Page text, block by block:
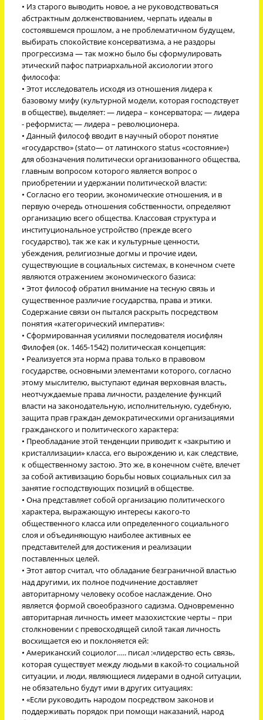
• Из старого выводить новое, а не руководствоваться
абстрактным долженствованием, черпать идеалы в
состоявшемся прошлом, а не проблематичном будущем,
выбирать спокойствие консерватизма, а не раздоры
прогрессизма — так можно было бы сформулировать
этический пафос патриархальной аксиологии этого
философа:
• Этот исследователь исходя из отношения лидера к
базовому мифу (культурной модели, которая господствует
в обществе), выделяет: — лидера – консерватора; — лидера
- реформиста; — лидера – революционера.
• Данный философ вводит в научный оборот понятие
«государство» (stato— от латинского status «состояние»)
для обозначения политически организованного общества,
главным вопросом которого является вопрос о
приобретении и удержании политической власти:
• Согласно его теории, экономические отношения, и в
первую очередь отношения собственности, определяют
организацию всего общества. Классовая структура и
институциональное устройство (прежде всего
государство), так же как и культурные ценности,
убеждения, религиозные догмы и прочие идеи,
существующие в социальных системах, в конечном счете
являются отражением экономического базиса:
• Этот философ обратил внимание на тесную связь и
существенное различие государства, права и этики.
Содержание связи он пытался раскрыть посредством
понятия «категорический императив»:
• Сформированная усилиями последователя иосифлян
Филофея (ок. 1465-1542) политическая концепция:
• Реализуется эта норма права только в правовом
государстве, основными элементами которого, согласно
этому мыслителю, выступают единая верховная власть,
неотчуждаемые права личности, разделение функций
власти на законодательную, исполнительную, судебную,
защита прав граждан демократическими организациями
гражданского и политического характера:
• Преобладание этой тенденции приводит к «закрытию и
кристаллизации» класса, его вырождению и, как следствие,
к общественному застою. Это же, в конечном счёте, влечет
за собой активизацию борьбы новых социальных сил за
занятие господствующих позиций в обществе.
• Она представляет собой организацию политического
характера, выражающую интересы какого-то
общественного класса или определенного социального
слоя и объединяющую наиболее активных ее
представителей для достижения и реализации
поставленных целей.
• Этот автор считал, что обладание безграничной властью
над другими, их полное подчинение доставляет
авторитарному человеку особое наслаждение. Оно
является формой своеобразного садизма. Одновременно
авторитарная личность имеет мазохистские черты – при
столкновении с превосходящей силой такая личность
восхищается ею и поклоняется ей:
• Американский социолог….. писал :«лидерство есть связь,
которая существует между людьми в какой-то социальной
ситуации, и люди, являющиеся лидерами в одной ситуации,
не обязательно будут ими в других ситуациях:
• «Если руководить народом посредством законов и
поддерживать порядок при помощи наказаний, народ